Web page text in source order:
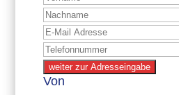
weiter zur Adresseingabe
Von